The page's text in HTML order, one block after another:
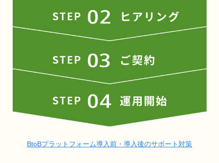
BtoBプラットフォーム導入前・導入後のサポート対策